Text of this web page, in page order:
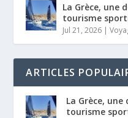
La Grèce, une
tourisme
Jul 21, 2026 |
ARTICLES
La Grèce,
tourisme